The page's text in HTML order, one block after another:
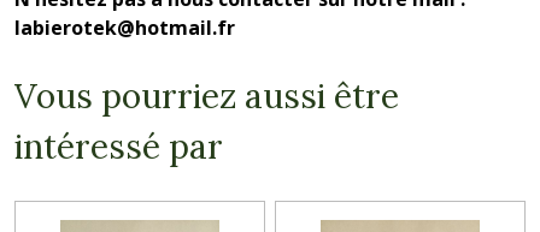
labierotek@hotmail.fr
Vous pourriez aussi être
intéressé par